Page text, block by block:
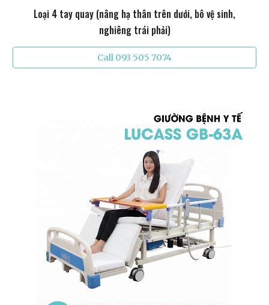
Loại 4 tay quay (nâng hạ thân trên dưới, bô vệ sinh,
nghiêng trái phải)
Call 093 505 7074